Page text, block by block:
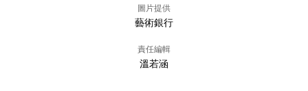
圖片提供
藝術銀行
責任編輯
溫若涵